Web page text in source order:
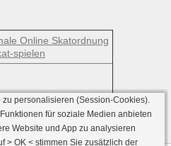
Online Skatordnung
spielen
personalisieren (Session-Cookies).
für soziale Medien anbieten
Website und App zu analysieren
> OK < stimmen Sie zusätzlich der